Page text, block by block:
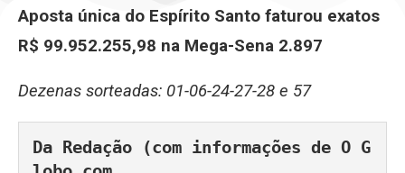
Aposta única do Espírito Santo faturou exatos
R$ 99.952.255,98 na Mega-Sena 2.897
Dezenas sorteadas: 01-06-24-27-28 e 57
Da Redação (com informações de O G